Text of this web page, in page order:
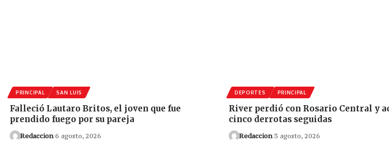
PRINCIPAL SAN LUIS
Falleció Lautaro Britos, el joven que fue
prendido fuego por su pareja
Redaccion 6 agosto, 2026
DEPORTES PRINCIPAL
River perdió con Rosario Central y
cinco derrotas seguidas
Redaccion 3 agosto, 2026